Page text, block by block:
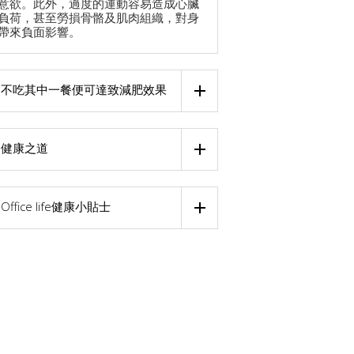
欲。此外，過度的運動容易造成心臟
荷，甚至勞損骨骼及肌肉組織，對身
來負面影響。
不吃其中一餐便可達致減肥效果
健康之道
Office life健康小貼士